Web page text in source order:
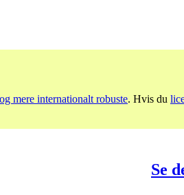
mere internationalt robuste. Hvis du
Se